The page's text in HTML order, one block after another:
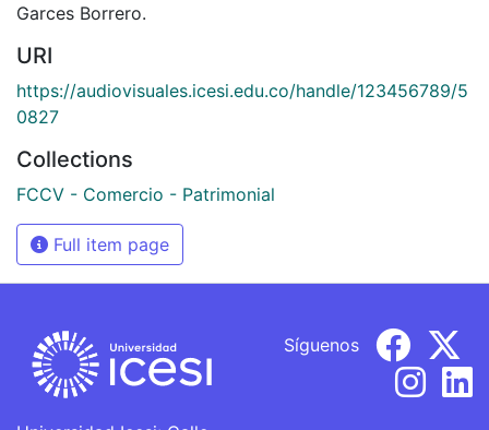
Garces Borrero.
URI
https://audiovisuales.icesi.edu.co/handle/123456789/5
0827
Collections
FCCV - Comercio - Patrimonial
Full item page
Síguenos